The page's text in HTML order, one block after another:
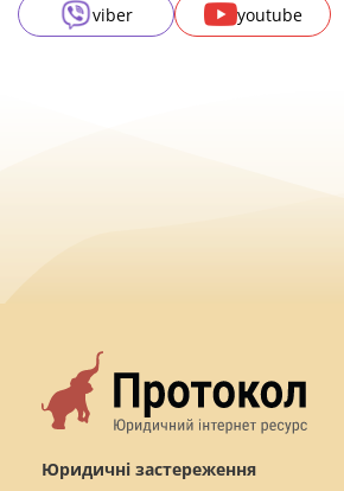
viber
youtube
Юридичні застереження